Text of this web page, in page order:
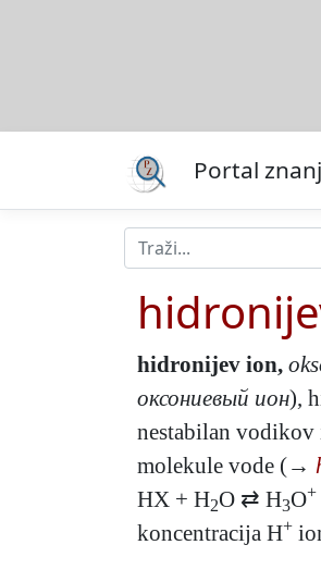
Portal
hidronijev ion,
оксониевый ион),
nestabilan
molekule vode (→
HX + H2O ⇄ H3O+
koncentracija H+